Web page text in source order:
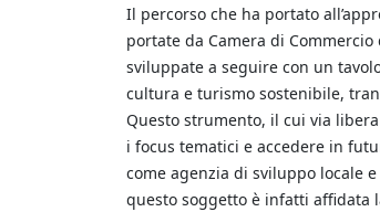
Il percorso che ha portato
portate da Camera di Commercio
sviluppate a seguire con un
cultura e turismo sostenibile,
Questo strumento, il cui via
i focus tematici e accedere in
come agenzia di sviluppo locale
questo soggetto è infatti affidata